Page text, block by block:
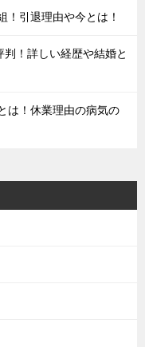
！引退理由や今とは！
！詳しい経歴や結婚と
は！休業理由の病気の